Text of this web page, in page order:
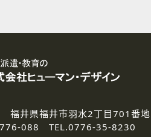
3.個人情報の取り扱いの委託
弊社の定める個人情報保護の評
4.個人情報の開示等について
ご提供いただいた個人情報の開
福井県福井市羽水2丁目701番地
088 TEL.0776-35-8230